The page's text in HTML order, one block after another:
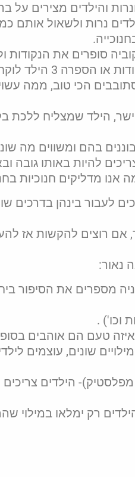
והילדים מצירים על
נרות ולשאול אותם
סופרים את הנקודות
הכי טוב, ממה
הילד שמצליח ללכת
בהם ומשווים מה
בסוף המפגש שידעו שבחנוכייה יש 9 קנים 8 שצריכים להיות
אנו מדליקים חנוכיות
לעבור בינהן בדרכים
אם רוצים להקשות אז
נאור:
מספרים את הסיפור
וכו') .
טעם הם אוהבים
שונים, עוצמים
הילדים
רק ימלאו במילוי